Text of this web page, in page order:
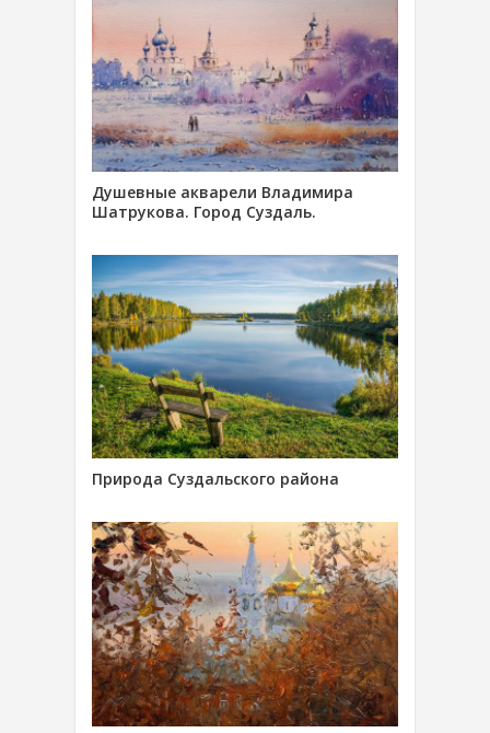
Душевные акварели Владимира
Шатрукова. Город Суздаль.
Природа Суздальского района